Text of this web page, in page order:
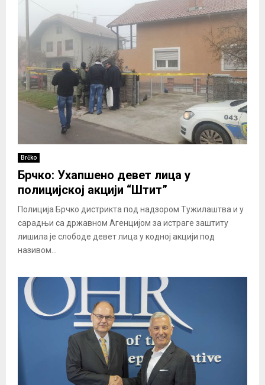
Brčko
Брчко: Ухапшено девет лица у
полицијској акцији “Штит”
Полиција Брчко дистрикта под надзором Тужилаштва и у
сарадњи са државном Агенцијом за истраге заштиту
лишила је слободе девет лица у кодној акцији под
називом...